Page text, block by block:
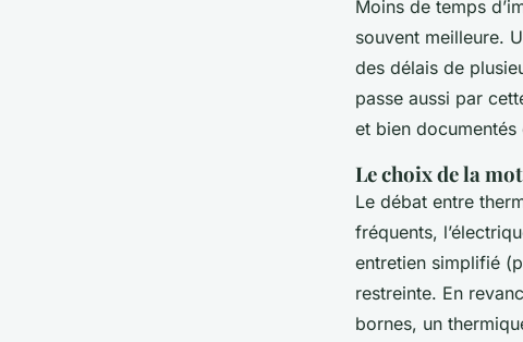
Moins de temps
souvent meilleure.
des délais de
passe aussi par
et bien
Le choix de la
Le débat entre
fréquents,
entretien simplifié
restreinte. En
bornes, un